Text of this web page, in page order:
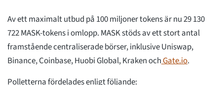
Av ett maximalt utbud på 100 miljoner tokens är nu 29 130
722 MASK-tokens i omlopp. MASK stöds av ett stort antal
framstående centraliserade börser, inklusive Uniswap,
Binance, Coinbase, Huobi Global, Kraken ochGate.io.
Polletterna fördelades enligt följande: